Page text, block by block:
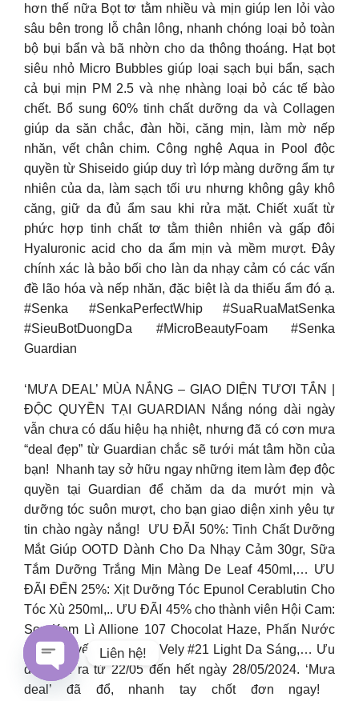
hơn thế nữa Bọt tơ tằm nhiều và mịn giúp len lỏi vào
sâu bên trong lỗ chân lông, nhanh chóng loại bỏ toàn
bộ bụi bẩn và bã nhờn cho da thông thoáng. Hạt bọt
siêu nhỏ Micro Bubbles giúp loại sạch bụi bẩn, sạch
cả bụi mịn PM 2.5 và nhẹ nhàng loại bỏ các tế bào
chết. Bổ sung 60% tinh chất dưỡng da và Collagen
giúp da săn chắc, đàn hồi, căng mịn, làm mờ nếp
nhăn, vết chân chim. Công nghệ Aqua in Pool độc
quyền từ Shiseido giúp duy trì lớp màng dưỡng ẩm tự
nhiên của da, làm sạch tối ưu nhưng không gây khô
căng, giữ da đủ ẩm sau khi rửa mặt. Chiết xuất từ
phức hợp tinh chất tơ tằm thiên nhiên và gấp đôi
Hyaluronic acid cho da ẩm mịn và mềm mượt. Đây
chính xác là bảo bối cho làn da nhạy cảm có các vấn
đề lão hóa và nếp nhăn, đặc biệt là da thiếu ẩm đó ạ.
#Senka #SenkaPerfectWhip #SuaRuaMatSenka
#SieuBotDuongDa #MicroBeautyFoam #Senka
Guardian
‘MƯA DEAL’ MÙA NẮNG – GIAO DIỆN TƯƠI TẮN​ |
ĐỘC QUYỀN TẠI GUARDIAN Nắng nóng dài ngày
vẫn chưa có dấu hiệu hạ nhiệt, nhưng đã có cơn mưa
“deal đẹp” từ Guardian chắc sẽ tưới mát tâm hồn của
bạn! ​ Nhanh tay sở hữu ngay những item làm đẹp độc
quyền tại Guardian để chăm da da mướt mịn và
dưỡng tóc suôn mượt, cho bạn giao diện xinh yêu tự
tin chào ngày nắng! ​ ƯU ĐÃI 50%: Tinh Chất Dưỡng
Mắt Giúp OOTD Dành Cho Da Nhạy Cảm 30gr, Sữa
Tắm Dưỡng Trắng Mịn Màng De Leaf 450ml,…​ ƯU
ĐÃI ĐẾN 25%: Xịt Dưỡng Tóc Epunol Cerablutin Cho
Tóc Xù 250ml,..​ ƯU ĐÃI 45% cho thành viên Hội Cam:
Son Kem Lì Allione 107 Chocolat Haze, Phấn Nước
Che Khuyết Điểm Vely Vely #21 Light Da Sáng,…​ Ưu
đãi diễn ra từ 22/05 đến hết ngày 28/05/2024. ‘Mưa
deal’ đã đổ, nhanh tay chốt đơn ngay! ​
Liên hệ!
Open